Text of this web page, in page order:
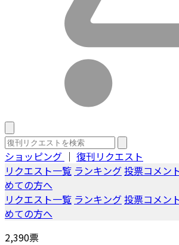
ショッピング ｜ 復刊リクエスト
リクエスト一覧 ランキング投票コメン
めての方へ
リクエスト一覧 ランキング投票コメン
めての方へ
2,390票